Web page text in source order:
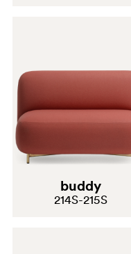
buddy
214S-215S